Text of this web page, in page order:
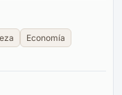
Economía